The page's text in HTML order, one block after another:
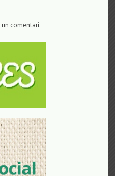
comentari.